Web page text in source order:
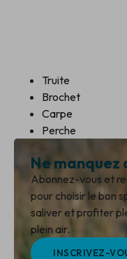
Truite
Brochet
Carpe
Perche
Ne manquez
Abonnez-vous et
pour choisir le bon
saliver et profiter
plein air.
INSCRIVEZ-